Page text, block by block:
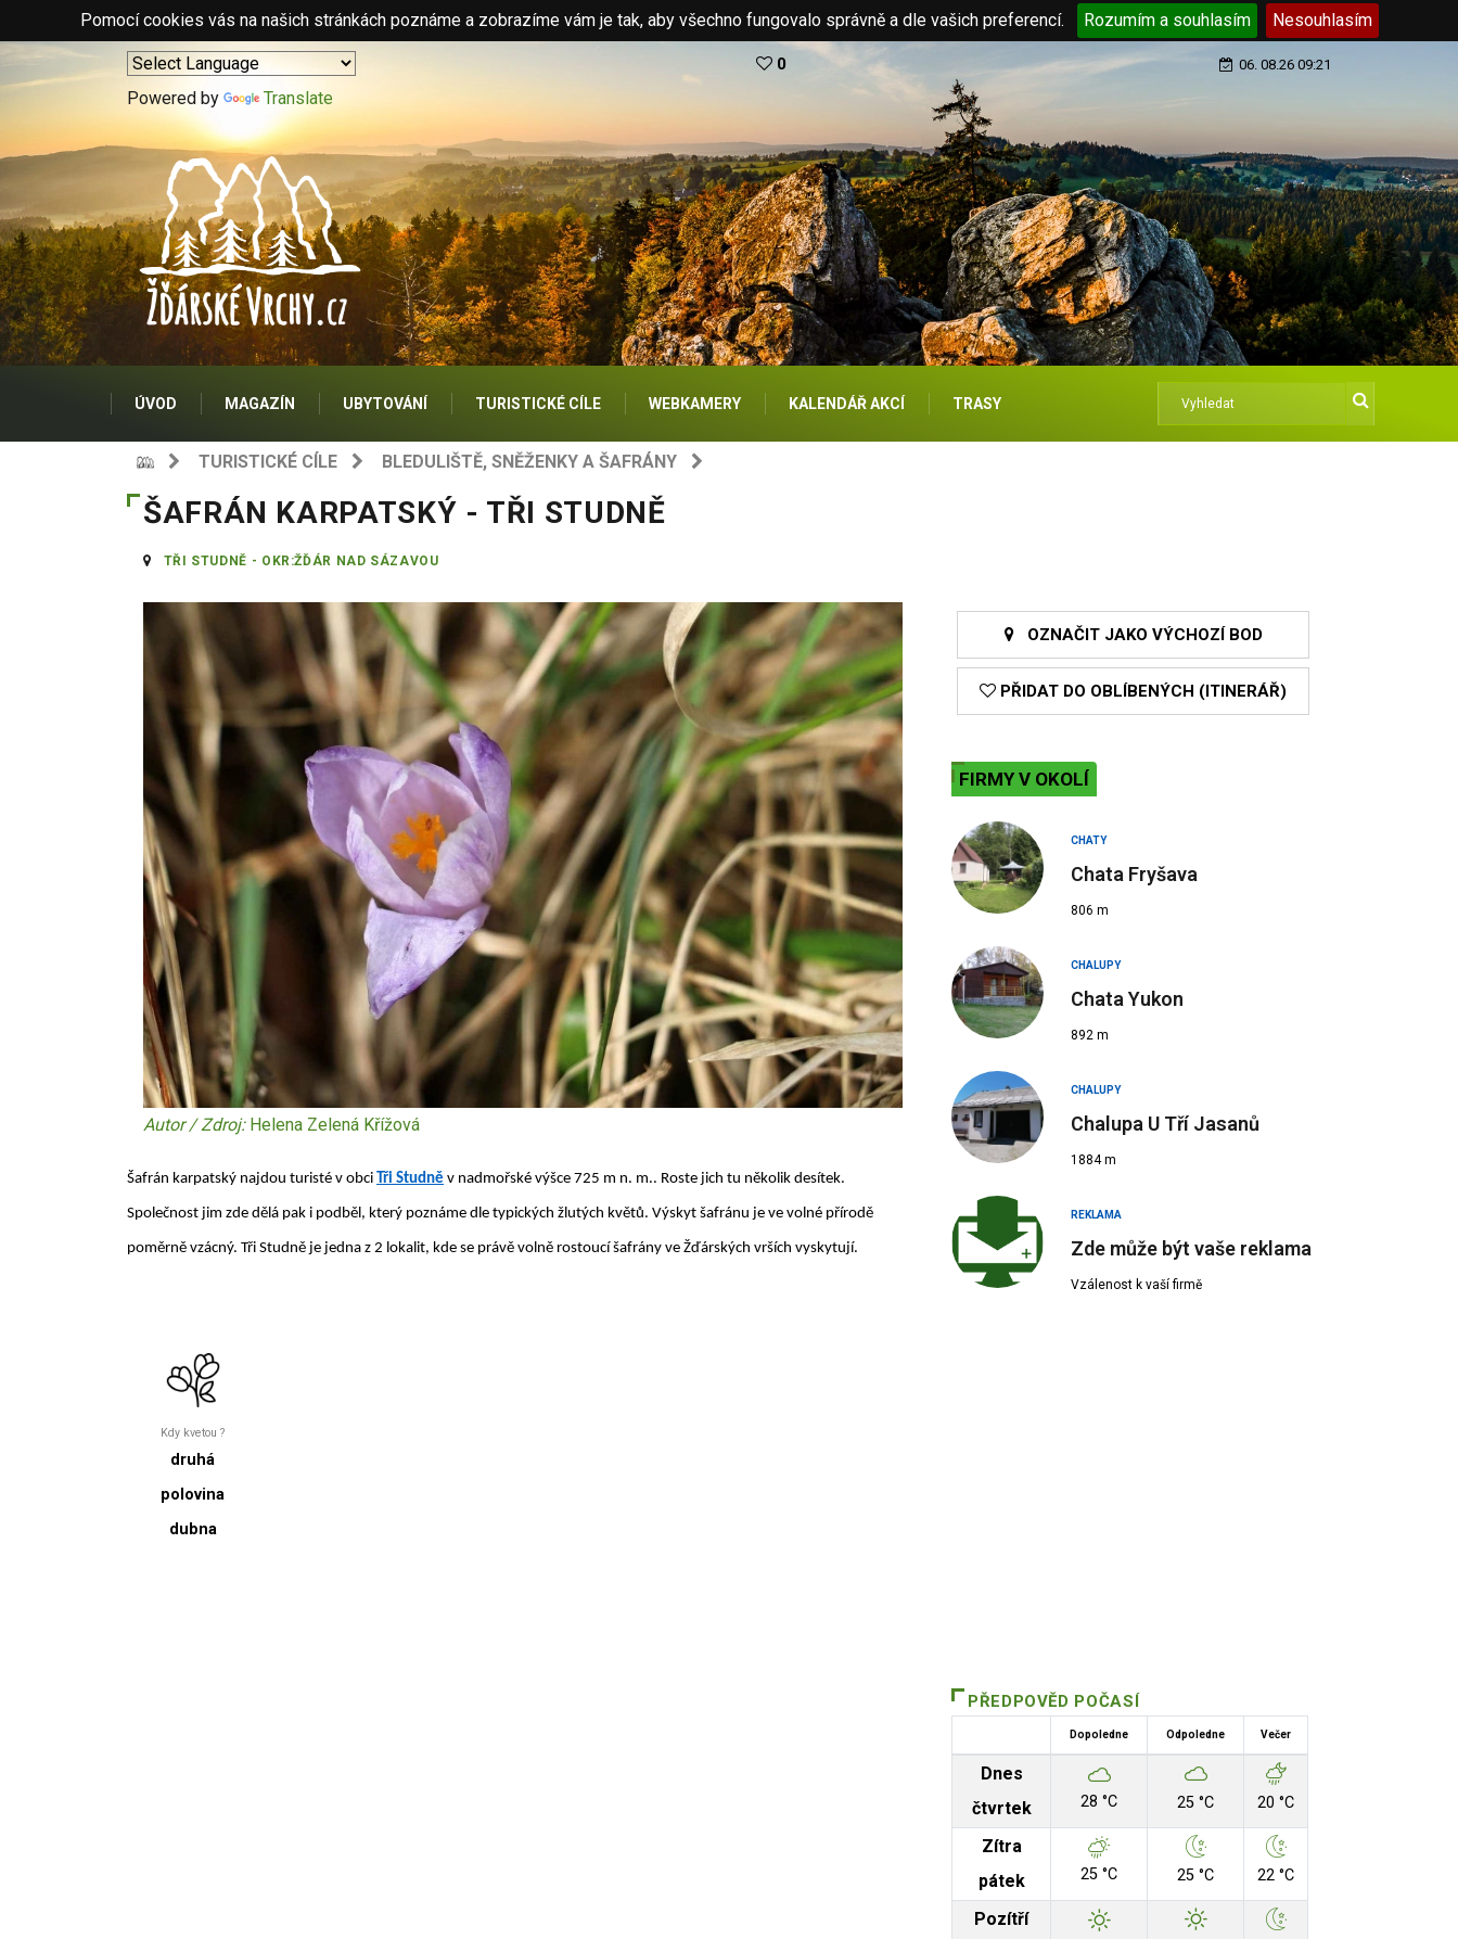
Pomocí cookies vás na našich stránkách poznáme a zobrazíme vám je tak, aby všechno fungovalo správně a dle vašich preferencí. Rozumím a souhlasím Nesouhlasím
Powered by Translate
0 06. 08.26 09:21
ÚVOD MAGAZÍN UBYTOVÁNÍ TURISTICKÉ CÍLE WEBKAMERY KALENDÁŘ AKCÍ TRASY
TURISTICKÉ CÍLE BLEDULIŠTĚ, SNĚŽENKY A ŠAFRÁNY
ŠAFRÁN KARPATSKÝ - TŘI STUDNĚ
TŘI STUDNĚ - OKR:ŽĎÁR NAD SÁZAVOU
Autor / Zdroj: Helena Zelená Křížová
Šafrán karpatský najdou turisté v obci Tři Studně v nadmořské výšce 725 m n. m.. Roste jich tu několik desítek.
Společnost jim zde dělá pak i podběl, který poznáme dle typických žlutých květů. Výskyt šafránu je ve volné přírodě
poměrně vzácný. Tři Studně je jedna z 2 lokalit, kde se právě volně rostoucí šafrány ve Žďárských vrších vyskytují.
Kdy kvetou ?
druhá
polovina
dubna
OZNAČIT JAKO VÝCHOZÍ BOD
PŘIDAT DO OBLÍBENÝCH (ITINERÁŘ)
FIRMY V OKOLÍ
CHATY
Chata Fryšava
806 m
CHALUPY
Chata Yukon
892 m
CHALUPY
Chalupa U Tří Jasanů
1884 m
REKLAMA
Zde může být vaše reklama
Vzálenost k vaší firmě
PŘEDPOVĚD POČASÍ
Dopoledne Odpoledne Večer
Dnes
čtvrtek
28 °C 25 °C 20 °C
Zítra
pátek
25 °C 25 °C 22 °C
Pozítří